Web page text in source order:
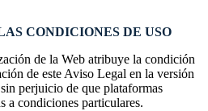
CONDICIONES DE USO
de la Web atribuye la condición
de este Aviso Legal en la versión
perjuicio de que plataformas
a condiciones particulares.